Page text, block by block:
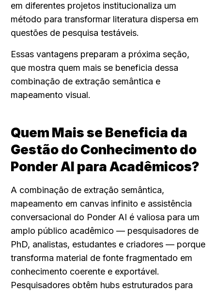
em diferentes projetos institucionaliza um
método para transformar literatura dispersa em
questões de pesquisa testáveis.
Essas vantagens preparam a próxima seção,
que mostra quem mais se beneficia dessa
combinação de extração semântica e
mapeamento visual.
Quem Mais se Beneficia da
Gestão do Conhecimento do
Ponder AI para Acadêmicos?
A combinação de extração semântica,
mapeamento em canvas infinito e assistência
conversacional do Ponder AI é valiosa para um
amplo público acadêmico — pesquisadores de
PhD, analistas, estudantes e criadores — porque
transforma material de fonte fragmentado em
conhecimento coerente e exportável.
Pesquisadores obtêm hubs estruturados para